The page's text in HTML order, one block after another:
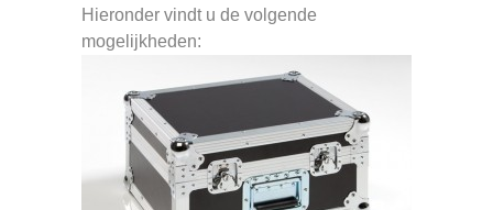
Hieronder vindt u de volgende
mogelijkheden: